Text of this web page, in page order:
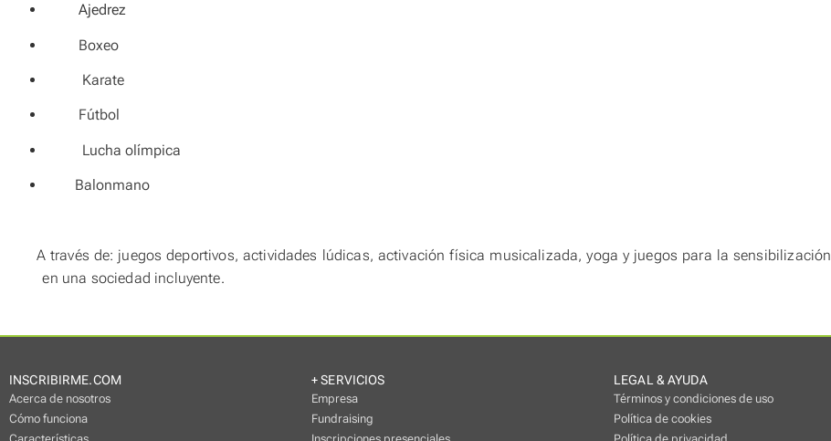
Ajedrez
Boxeo
Karate
Fútbol
Lucha olímpica
Balonmano
A través de: juegos deportivos, actividades lúdicas, activación física musicalizada, yoga y juegos para la sensibilización
en una sociedad incluyente.
INSCRIBIRME.COM
Acerca de nosotros
Cómo funciona
+ SERVICIOS
Empresa
Fundraising
LEGAL & AYUDA
Términos y condiciones de uso
Política de cookies